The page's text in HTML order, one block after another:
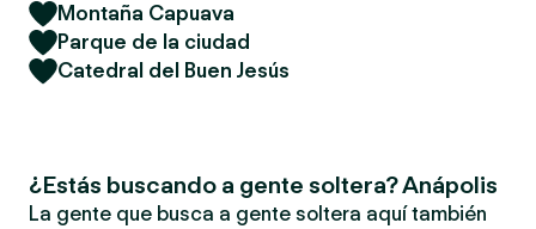
Montaña Capuava
Parque de la ciudad
Catedral del Buen Jesús
¿Estás buscando a gente soltera? Anápolis
La gente que busca a gente soltera aquí también